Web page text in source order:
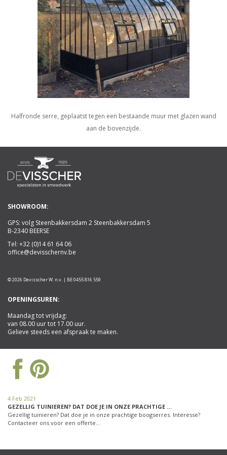
Halfronde serre, geplaatst tegen een bestaande muur met glazen wand
aan de bovenzijde.
SHOWROOM:
GPS: volg Steenbakkersdam 2 Steenbakkersdam 5
B-2340 BEERSE
Tel: +32 (0)14 61 64 06
office@devisschernv.be
© 2026 Devisscher W. n.v. | BE 0455 816 559
OPENINGSUREN:
Maandag tot vrijdag:
van 08.00 uur tot 17.00 uur.
Gelieve steeds een afspraak te maken.
4 Feb 2021
GEZELLIG TUINIEREN? DAT DOE JE IN ONZE PRACHTIGE …
Gezellig tuinieren? Dat doe je in onze prachtige boogserres. Interesse?
Contacteer ons voor een offerte…